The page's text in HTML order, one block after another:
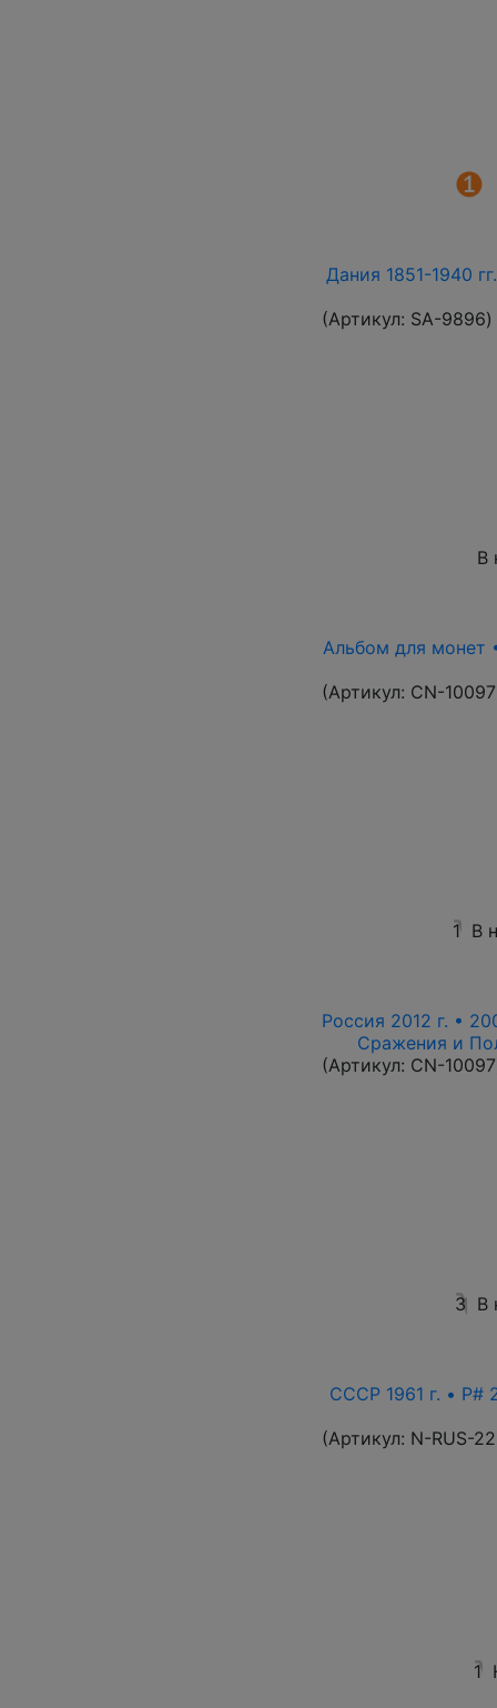
Дания 1851-1940
(Артикул: SA-9896)
В
Альбом для монет
(Артикул: CN-
1 В
Россия 2012 г. •
Сражения и
(Артикул: CN-10097
3 В
СССР 1961 г. • P#
(Артикул: N-RUS-
1